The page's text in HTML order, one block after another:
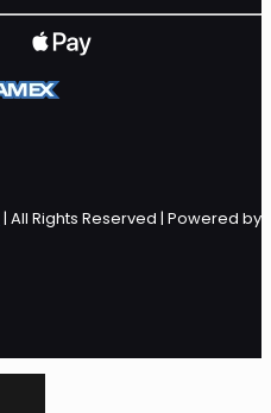
| All Rights Reserved | Powered by